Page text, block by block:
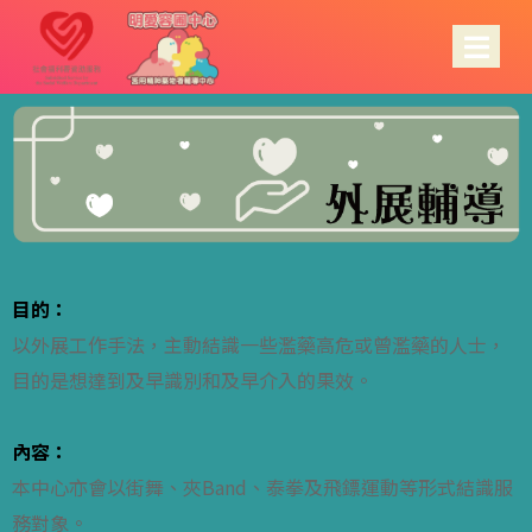
目的：
以外展工作手法，主動結識一些濫藥高危或曾濫藥的人士，
目的是想達到及早識別和及早介入的果效。
內容：
本中心亦會以街舞、夾Band、泰拳及飛鏢運動等形式結識服
務對象。